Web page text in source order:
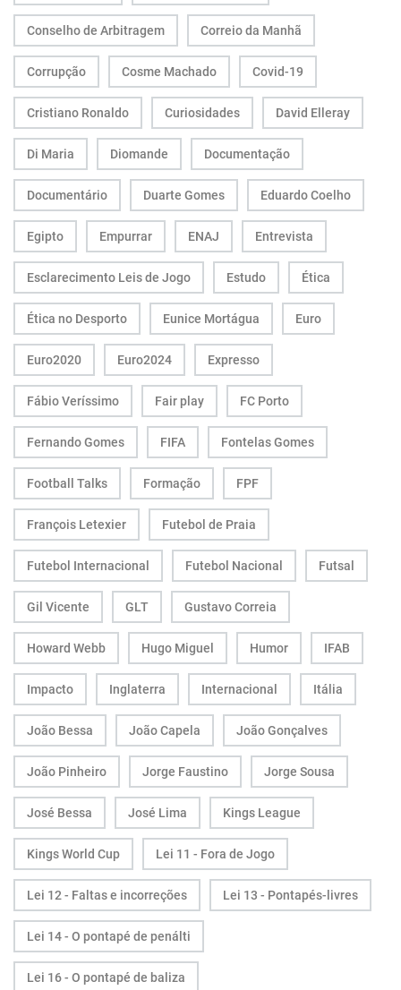
Conselho de Arbitragem Correio da Manhã
Corrupção Cosme Machado Covid-19
Cristiano Ronaldo Curiosidades David Elleray
Di Maria Diomande Documentação
Documentário Duarte Gomes Eduardo Coelho
Egipto Empurrar ENAJ Entrevista
Esclarecimento Leis de Jogo Estudo Ética
Ética no Desporto Eunice Mortágua Euro
Euro2020 Euro2024 Expresso
Fábio Veríssimo Fair play FC Porto
Fernando Gomes FIFA Fontelas Gomes
Football Talks Formação FPF
François Letexier Futebol de Praia
Futebol Internacional Futebol Nacional Futsal
Gil Vicente GLT Gustavo Correia
Howard Webb Hugo Miguel Humor IFAB
Impacto Inglaterra Internacional Itália
João Bessa João Capela João Gonçalves
João Pinheiro Jorge Faustino Jorge Sousa
José Bessa José Lima Kings League
Kings World Cup Lei 11 - Fora de Jogo
Lei 12 - Faltas e incorreções Lei 13 - Pontapés-livres
Lei 14 - O pontapé de penálti
Lei 16 - O pontapé de baliza